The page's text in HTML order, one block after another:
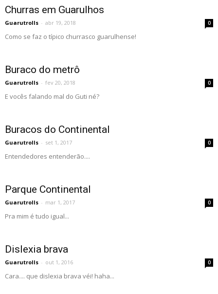
Churras em Guarulhos
Guarutrolls - abr 19, 2018 0
Como se faz o típico churrasco guarulhense!
Buraco do metrô
Guarutrolls - fev 20, 2018 0
E vocês falando mal do Guti né?
Buracos do Continental
Guarutrolls - set 1, 2017 0
Entendedores entenderão....
Parque Continental
Guarutrolls - mar 1, 2017 0
Pra mim é tudo igual...
Dislexia brava
Guarutrolls - out 1, 2016 0
Cara.... que dislexia brava véi! haha...